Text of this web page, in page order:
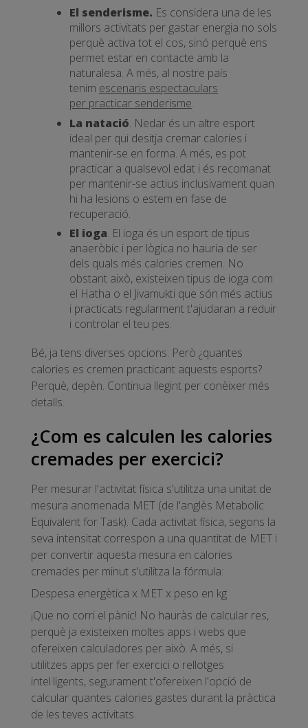
El senderisme. Es considera una de les
millors activitats per gastar energia no sols
perquè activa tot el cos, sinó perquè ens
permet estar en contacte amb la
naturalesa. A més, al nostre país
tenim escenaris espectaculars
per practicar senderisme.
La natació. Nedar és un altre esport
ideal per qui desitja cremar calories i
mantenir-se en forma. A més, es pot
practicar a qualsevol edat i és recomanat
per mantenir-se actius inclusivament quan
hi ha lesions o estem en fase de
recuperació.
El ioga. El ioga és un esport de tipus
anaeròbic i per lògica no hauria de ser
dels quals més calories cremen. No
obstant això, existeixen tipus de ioga com
el Hatha o el Jivamukti que són més actius
i practicats regularment t'ajudaran a reduir
i controlar el teu pes.
Bé, ja tens diverses opcions. Però ¿quantes
calories es cremen practicant aquests esports?
Perquè, depèn. Continua llegint per conèixer més
detalls.
¿Com es calculen les calories
cremades per exercici?
Per mesurar l'activitat física s'utilitza una unitat de
mesura anomenada MET (de l'anglès Metabolic
Equivalent for Task). Cada activitat física, segons la
seva intensitat correspon a una quantitat de MET i
per convertir aquesta mesura en calories
cremades per minut s'utilitza la fórmula:
Despesa energètica x MET x peso en kg
¡Que no corri el pànic! No hauràs de calcular res,
perquè ja existeixen moltes apps i webs que
ofereixen calculadores per això. A més, si
utilitzes apps per fer exercici o rellotges
intel·ligents, segurament t'ofereixen l'opció de
calcular quantes calories gastes durant la pràctica
de les teves activitats.